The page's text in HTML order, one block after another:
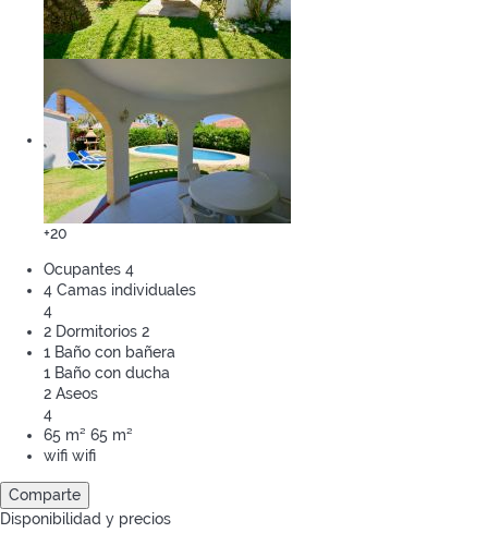
+20
Ocupantes 4
4 Camas individuales
4
2 Dormitorios 2
1 Baño con bañera
1 Baño con ducha
2 Aseos
4
65 m² 65 m²
wifi wifi
Comparte
Disponibilidad y precios